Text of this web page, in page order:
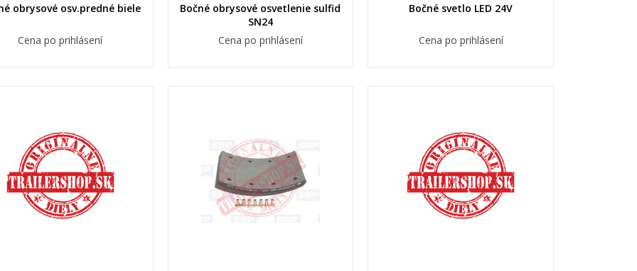
obrysové osv.predné biele
Cena po prihlásení
Bočné obrysové osvetlenie sulfid
SN24
Cena po prihlásení
Bočné svetlo LED 24V
Cena po prihlásení